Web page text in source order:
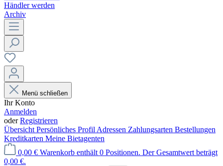
Händler werden
Archiv
Menü schließen
Ihr Konto
Anmelden
oderRegistrieren
Übersicht Persönliches Profil Adressen Zahlungsarten Bestellungen
Kreditkarten Meine Bietagenten
0,00 € Warenkorb enthält 0 Positionen. Der Gesamtwert beträgt
0,00 €.